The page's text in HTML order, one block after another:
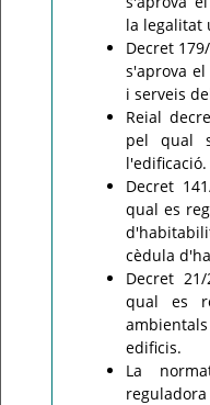
la legalitat
Decret
s'aprova
i serveis
Reial
pel qual
l'edificació.
Decret
qual es
cèdula
Decret
qual es
edificis.
La